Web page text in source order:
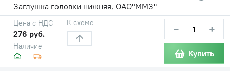
Заглушка головки нижняя, ОАО"ММЗ"
Наличие
Цена с НДС
276 руб.
К схеме − +
Купить